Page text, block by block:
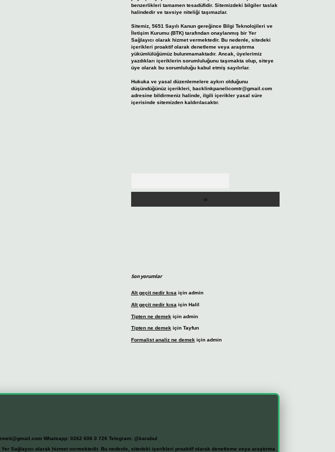
benzerlikleri tamamen tesadüfidir. Sitemizdeki bilgiler taslak
halindedir ve tavsiye niteliği taşımazlar.
Sitemiz, 5651 Sayılı Kanun gereğince Bilgi Teknolojileri ve
İletişim Kurumu (BTK) tarafından onaylanmış bir Yer
Sağlayıcı olarak hizmet vermektedir. Bu nedenle, sitedeki
içerikleri proaktif olarak denetleme veya araştırma
yükümlülüğümüz bulunmamaktadır. Ancak, üyelerimiz
yazdıkları içeriklerin sorumluluğunu taşımakta olup, siteye
üye olarak bu sorumluluğu kabul etmiş sayılırlar.
Hukuka ve yasal düzenlemelere aykırı olduğunu
düşündüğünüz içerikleri, backlinkpanelicomtr@gmail.com
adresine bildirmeniz halinde, ilgili içerikler yasal süre
içerisinde sitemizden kaldırılacaktır.
Son yorumlar
Alt geçit nedir kısaiçin admin
Alt geçit nedir kısa için Halil
Tipten ne demek için admin
Tipten ne demek için Tayfun
Formalist analiz ne demek için admin
Whatsapp: 0262 606 0 726 Telegram: @karabul
Sağlayıcı olarak hizmet vermektedir. Bu nedenle, sitedeki içerikleri proaktif olarak denetleme veya araştırma